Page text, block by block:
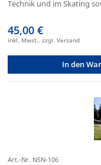
Technik und im Skating
45,00 €
inkl. Mwst., zzgl. Versand
In den
Art.-Nr. NSN-106